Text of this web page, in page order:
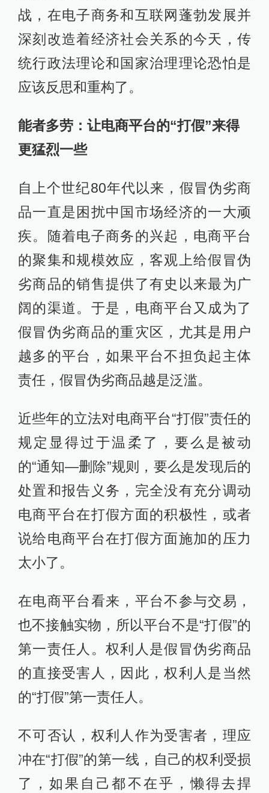
战，在电子商务和互联网蓬勃发展并
深刻改造着经济社会关系的今天，传
统行政法理论和国家治理理论恐怕是
应该反思和重构了。
能者多劳：让电商平台的“打假”来得
更猛烈一些
自上个世纪80年代以来，假冒伪劣商
品一直是困扰中国市场经济的一大顽
疾。随着电子商务的兴起，电商平台
的聚集和规模效应，客观上给假冒伪
劣商品的销售提供了有史以来最为广
阔的渠道。于是，电商平台又成为了
假冒伪劣商品的重灾区，尤其是用户
越多的平台，如果平台不担负起主体
责任，假冒伪劣商品越是泛滥。
近些年的立法对电商平台“打假”责任的
规定显得过于温柔了，要么是被动
的“通知—删除”规则，要么是发现后的
处置和报告义务，完全没有充分调动
电商平台在打假方面的积极性，或者
说给电商平台在打假方面施加的压力
太小了。
在电商平台看来，平台不参与交易，
也不接触实物，所以平台不是“打假”的
第一责任人。权利人是假冒伪劣商品
的直接受害人，因此，权利人是当然
的“打假”第一责任人。
不可否认，权利人作为受害者，理应
冲在“打假”的第一线，自己的权利受损
了，如果自己都不在乎，懒得去捍